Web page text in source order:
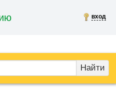
вход
Найти